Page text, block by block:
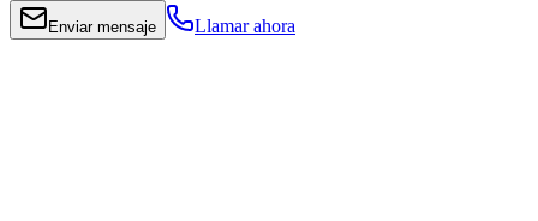
Enviar mensaje Llamar ahora